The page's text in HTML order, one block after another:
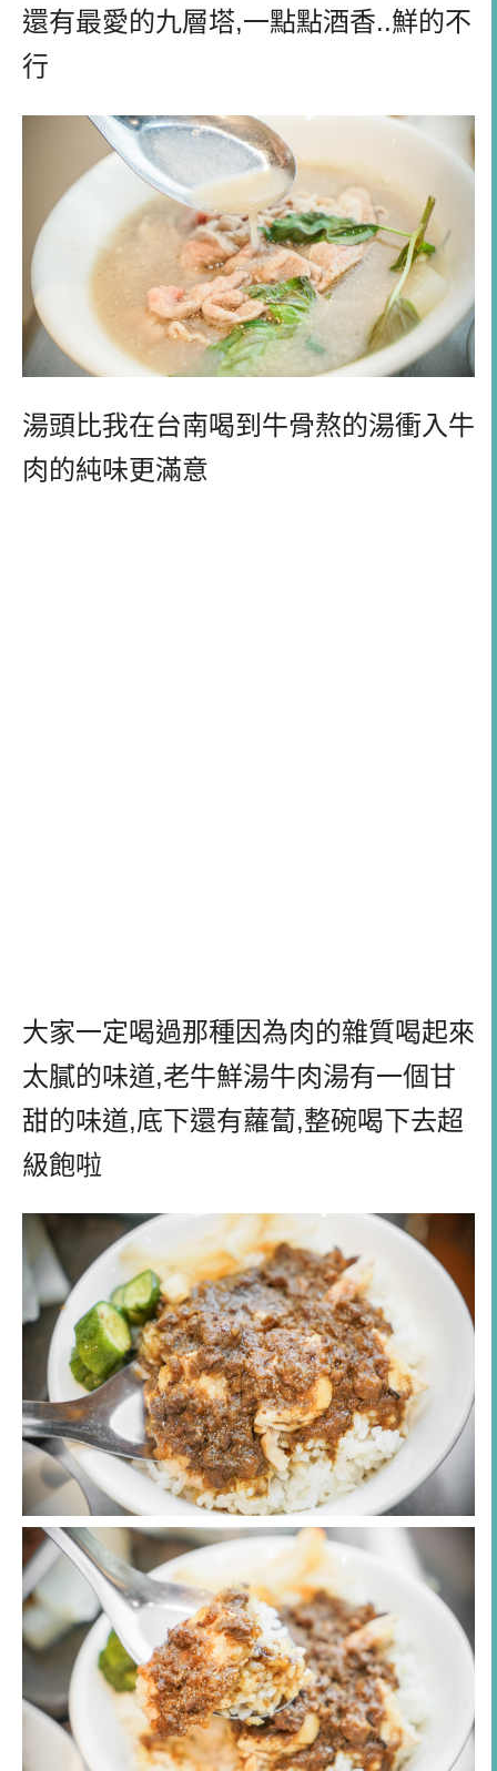
還有最愛的九層塔,一點點酒香..鮮的不
行
湯頭比我在台南喝到牛骨熬的湯衝入牛
肉的純味更滿意
大家一定喝過那種因為肉的雜質喝起來
太膩的味道,老牛鮮湯牛肉湯有一個甘
甜的味道,底下還有蘿蔔,整碗喝下去超
級飽啦